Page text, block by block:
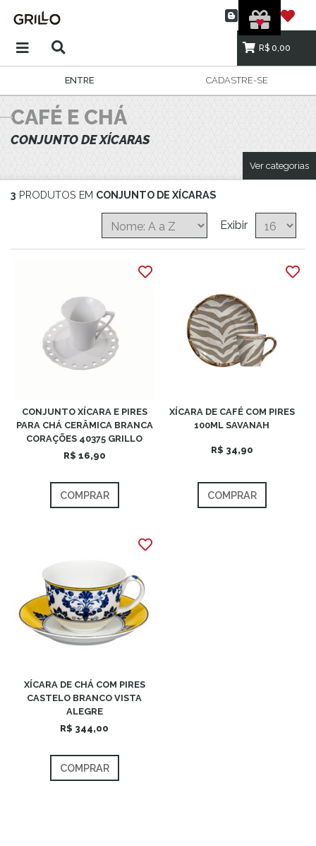
R$ 0,00
ENTRE CADASTRE-SE
CAFÉ E CHÁ
CONJUNTO DE XÍCARAS
Ver categorias
3 PRODUTOS EM CONJUNTO DE XÍCARAS
Exibir
CONJUNTO XÍCARA E PIRES
PARA CHÁ CERÂMICA BRANCA
CORAÇÕES 40375 GRILLO
R$ 16,90
COMPRAR
XÍCARA DE CAFÉ COM PIRES
100ML SAVANAH
R$ 34,90
COMPRAR
XÍCARA DE CHÁ COM PIRES
CASTELO BRANCO VISTA
ALEGRE
R$ 344,00
COMPRAR